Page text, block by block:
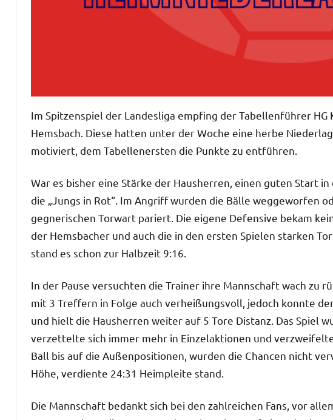
Im Spitzenspiel der Landesliga empfing der Tabellenführer
Hemsbach. Diese hatten unter der Woche eine herbe
motiviert, dem Tabellenersten die Punkte zu entführen.
War es bisher eine Stärke der Hausherren, einen guten Start
die „Jungs in Rot“. Im Angriff wurden die Bälle weggeworfen
gegnerischen Torwart pariert. Die eigene Defensive bekam
der Hemsbacher und auch die in den ersten Spielen starken
stand es schon zur Halbzeit 9:16.
In der Pause versuchten die Trainer ihre Mannschaft wach zu
mit 3 Treffern in Folge auch verheißungsvoll, jedoch konnte
und hielt die Hausherren weiter auf 5 Tore Distanz. Das Spiel
verzettelte sich immer mehr in Einzelaktionen und
Ball bis auf die Außenpositionen, wurden die Chancen nicht
Höhe, verdiente 24:31 Heimpleite stand.
Die Mannschaft bedankt sich bei den zahlreichen Fans, vor